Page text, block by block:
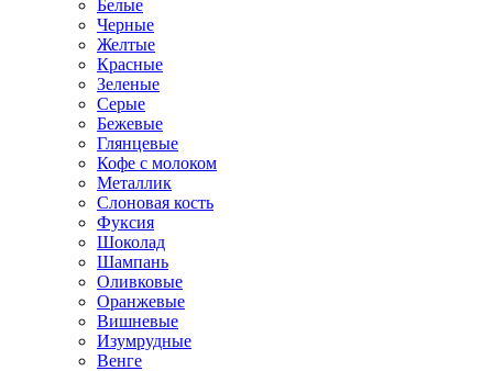
Белые
Черные
Желтые
Красные
Зеленые
Серые
Бежевые
Глянцевые
Кофе с молоком
Металлик
Слоновая кость
Фуксия
Шоколад
Шампань
Оливковые
Оранжевые
Вишневые
Изумрудные
Венге